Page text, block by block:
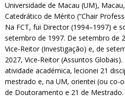
Universidade de Macau (UM),
Catedrático de Mérito (“Chair
Na FCT, fui Director (1994–1997) e
setembro de 1997. De setembro de
Vice‑Reitor (Investigação) e, de
2027, Vice‑Reitor (Assuntos
atividade académica, lecionei 21
mestrado e, na UM, orientei (ou co-
de Doutoramento e 21 de